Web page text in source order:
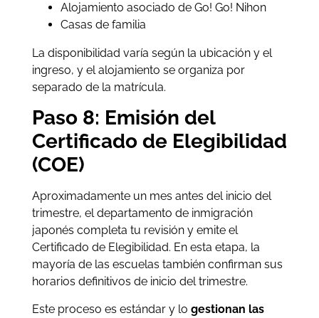
Alojamiento asociado de Go! Go! Nihon
Casas de familia
La disponibilidad varía según la ubicación y el
ingreso, y el alojamiento se organiza por
separado de la matrícula.
Paso 8: Emisión del
Certificado de Elegibilidad
(COE)
Aproximadamente un mes antes del inicio del
trimestre, el departamento de inmigración
japonés completa tu revisión y emite el
Certificado de Elegibilidad. En esta etapa, la
mayoría de las escuelas también confirman sus
horarios definitivos de inicio del trimestre.
Este proceso es estándar y lo gestionan las